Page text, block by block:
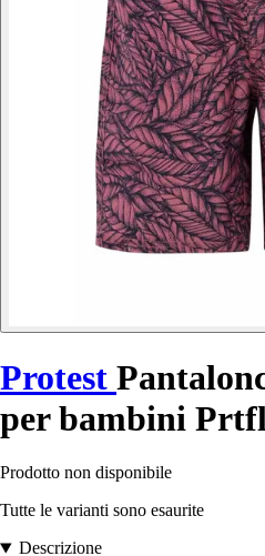
Protest
per bambini
Prodotto non disponibile
Tutte le varianti sono esaurite
Descrizione